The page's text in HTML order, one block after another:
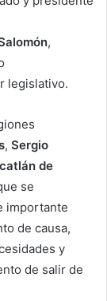
,
legislativo.
, Sergio
de
se
importante
de causa,
y
de salir de